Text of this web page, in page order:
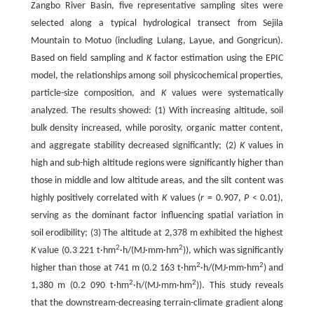
Zangbo River Basin, five representative sampling sites were
selected along a typical hydrological transect from Sejila
Mountain to Motuo (including Lulang, Layue, and Gongricun).
Based on field sampling and Kfactor estimation using the EPIC
model, the relationships among soil physicochemical properties,
particle-size composition, and Kvalues were systematically
analyzed. The results showed: (1) With increasing altitude, soil
bulk density increased, while porosity, organic matter content,
and aggregate stability decreased significantly; (2) Kvalues in
high and sub-high altitude regions were significantly higher than
those in middle and low altitude areas, and the silt content was
highly positively correlated withKvalues (r = 0.907,P< 0.01),
serving as the dominant factor influencing spatial variation in
soil erodibility; (3) The altitude at 2,378 m exhibited the highest
Kvalue (0.3 221 t·hm2·h/(MJ·mm·hm2)), which was significantly
higher than those at 741 m (0.2 163 t·hm2·h/(MJ·mm·hm2) and
1,380 m (0.2 090 t·hm2·h/(MJ·mm·hm2)). This study reveals
that the downstream-decreasing terrain-climate gradient along